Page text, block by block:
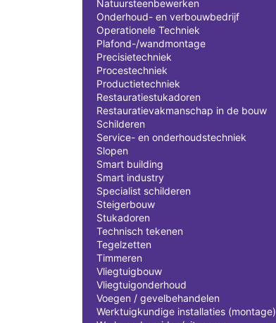
Natuursteenbewerken
Onderhoud- en verbouwbedrijf
Operationele Techniek
Plafond-/wandmontage
Precisietechniek
Procestechniek
Productietechniek
Restauratiestukadoren
Restauratievakmanschap in de bouw
Schilderen
Service- en onderhoudstechniek
Slopen
Smart building
Smart industry
Specialist schilderen
Steigerbouw
Stukadoren
Technisch tekenen
Tegelzetten
Timmeren
Vliegtuigbouw
Vliegtuigonderhoud
Voegen / gevelbehandelen
Werktuigkundige installaties (montage)